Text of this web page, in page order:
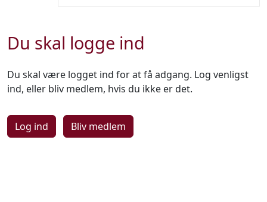
Du skal logge ind
Du skal være logget ind for at få adgang. Log venligst
ind, eller bliv medlem, hvis du ikke er det.
Log ind